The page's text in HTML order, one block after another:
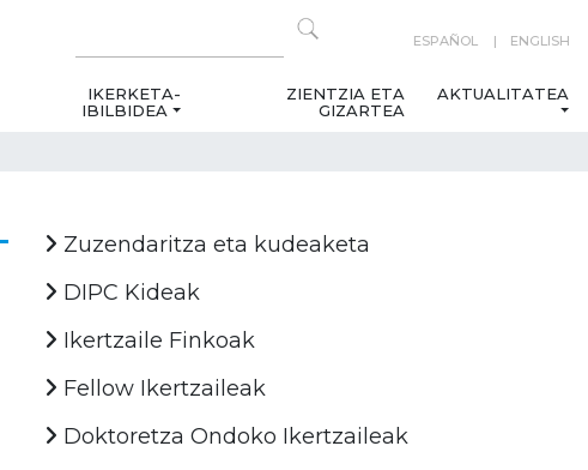
ESPAÑOL ENGLISH
IKERKETA-
IBILBIDEA
ZIENTZIA ETA
GIZARTEA
AKTUALITATEA
Zuzendaritza eta kudeaketa
DIPC Kideak
Ikertzaile Finkoak
Fellow Ikertzaileak
Doktoretza Ondoko Ikertzaileak